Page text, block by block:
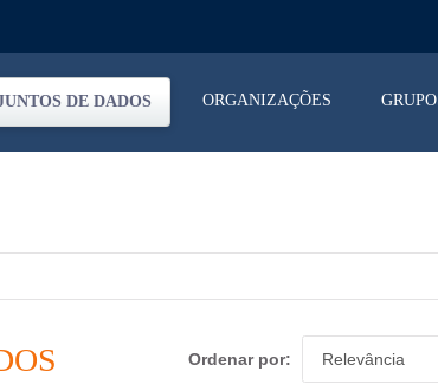
DE DADOS ORGANIZAÇÕES
Ordenar por